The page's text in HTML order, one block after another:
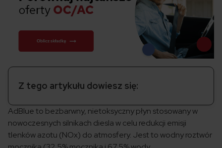
Z tego artykułu dowiesz się:
AdBlue to bezbarwny, nietoksyczny płyn stosowany w
nowoczesnych silnikach diesla w celu redukcji emisji
tlenków azotu (NOx) do atmosfery. Jest to wodny roztwór